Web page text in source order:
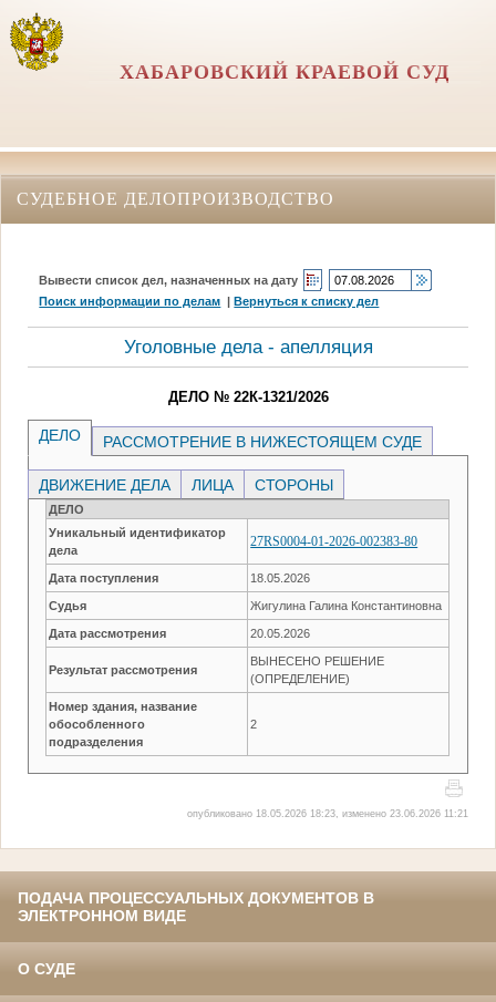
ХАБАРОВСКИЙ КРАЕВОЙ СУД
СУДЕБНОЕ ДЕЛОПРОИЗВОДСТВО
Вывести список дел, назначенных на дату
Поиск информации по делам |Вернуться к списку дел
Уголовные дела - апелляция
ДЕЛО № 22К-1321/2026
ДЕЛО РАССМОТРЕНИЕ В НИЖЕСТОЯЩЕМ СУДЕ
ДВИЖЕНИЕ ДЕЛА ЛИЦА СТОРОНЫ
ДЕЛО
Уникальный идентификатор
дела
27RS0004-01-2026-002383-80
Дата поступления 18.05.2026
Судья Жигулина Галина Константиновна
Дата рассмотрения 20.05.2026
Результат рассмотрения
ВЫНЕСЕНО РЕШЕНИЕ
(ОПРЕДЕЛЕНИЕ)
Номер здания, название
обособленного
подразделения
2
опубликовано 18.05.2026 18:23, изменено 23.06.2026 11:21
ПОДАЧА ПРОЦЕССУАЛЬНЫХ ДОКУМЕНТОВ В
ЭЛЕКТРОННОМ ВИДЕ
О СУДЕ